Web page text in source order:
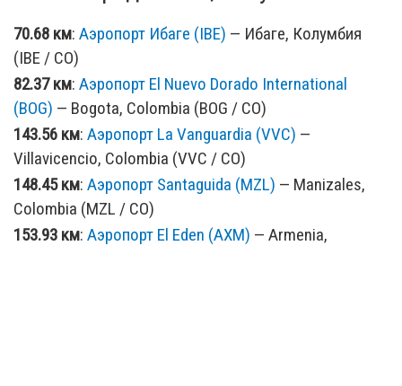
70.68 км: Аэропорт Ибаге (IBE) — Ибаге, Колумбия
(IBE / CO)
82.37 км: Аэропорт El Nuevo Dorado International
(BOG) — Bogota, Colombia (BOG / CO)
143.56 км: Аэропорт La Vanguardia (VVC) —
Villavicencio, Colombia (VVC / CO)
148.45 км: Аэропорт Santaguida (MZL) — Manizales,
Colombia (MZL / CO)
153.93 км: Аэропорт El Eden (AXM) — Armenia,